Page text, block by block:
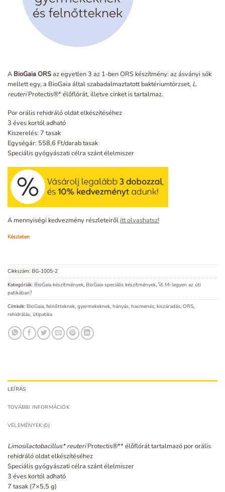
A BioGaiaORSaz egyetlen 3 az 1-ben ORS készítmény: az ásványi sók
mellett egy, a BioGaia által szabadalmaztatott baktériumtörzset, L.
reuteriProtectis®* élőflórát, illetve cinket is tartalmaz.
Por orális rehidráló oldat elkészítéséhez
3 éves kortól adható
Kiszerelés: 7 tasak
Egységár: 558,6 Ft/darab tasak
Speciális gyógyászati célra szánt élelmiszer
A mennyiségi kedvezmény részleteiről itt olvashatsz!
Készleten
Cikkszám: BG-1005-2
Kategóriák: BioGaia készítmények, BioGaia speciális készítmények, 🚀 Mi legyen az úti
patikában?
Címkék: BioGaia, felnőtteknek, gyermekeknek, hányás, hasmenés, kiszáradás, ORS,
rehidrálás, útipatika
LEÍRÁS
TOVÁBBI INFORMÁCIÓK
VÉLEMÉNYEK (0)
Limosilactobacillus* reuteriProtectis®** élőflórát tartalmazó por orális
rehidráló oldat elkészítéséhez
Speciális gyógyászati célra szánt élelmiszer
3 éves kortól adható
7 tasak (7×5,5 g)